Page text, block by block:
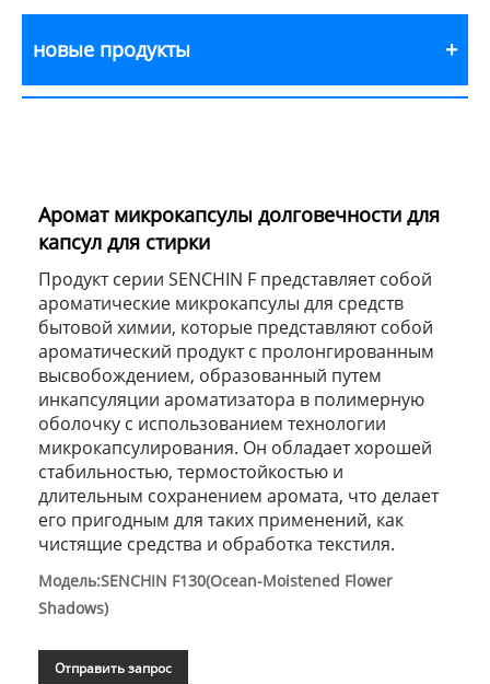
новые продукты
Аромат микрокапсулы долговечности для
капсул для стирки
Продукт серии SENCHIN F представляет собой
ароматические микрокапсулы для средств
бытовой химии, которые представляют собой
ароматический продукт с пролонгированным
высвобождением, образованный путем
инкапсуляции ароматизатора в полимерную
оболочку с использованием технологии
микрокапсулирования. Он обладает хорошей
стабильностью, термостойкостью и
длительным сохранением аромата, что делает
его пригодным для таких применений, как
чистящие средства и обработка текстиля.
Модель:SENCHIN F130(Ocean-Moistened Flower
Shadows)
Отправить запрос